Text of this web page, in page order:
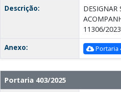
Descrição:
DESIGNAR
11306/2023
Anexo:
Portaria
Portaria 403/2025